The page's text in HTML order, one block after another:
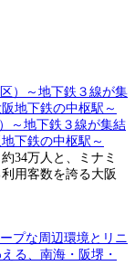
～地下鉄３線が集結
下鉄の中枢駅～
34万人と、ミナミ
用客数を誇る大阪